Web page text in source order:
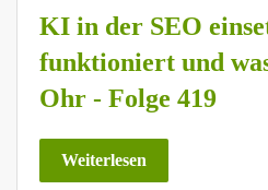
KI in der SEO
funktioniert und
Ohr - Folge 419
Weiterlesen